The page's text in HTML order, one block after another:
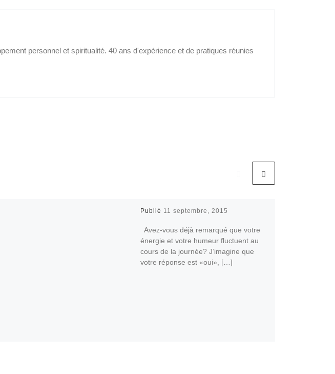
personnel et spiritualité. 40 ans d'expérience et de pratiques réunies
Publié 11 septembre, 2015
Avez-vous déjà remarqué que votre
énergie et votre humeur fluctuent au
cours de la journée? J’imagine que
votre réponse est «oui», […]